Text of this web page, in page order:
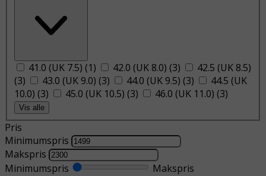
41.0 (UK 7.5) (1) 42.0 (UK 8.0) (3)
42.5 (UK 8.5)
(3) 43.0 (UK 9.0) (3) 44.0 (UK 9.5) (3)
44.5 (UK
10.0) (3) 45.0 (UK 10.5) (3) 46.0 (UK 11.0) (3)
Vis alle
Pris
Minimumspris
Makspris
Minimumspris
Makspris